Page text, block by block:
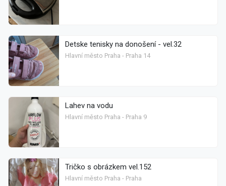
Detske tenisky na donošení - vel.32
Hlavní město Praha - Praha 14
Lahev na vodu
Hlavní město Praha - Praha 9
Tričko s obrázkem vel.152
Hlavní město Praha - Praha